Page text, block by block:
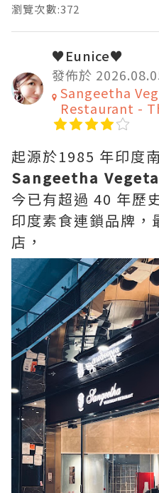
瀏覽次數:372
♥Eunice♥
發佈於
Sangeetha
Restaurant -
起源於1985 年印度
Sangeetha
今已有超過 40 年歷
印度素食連鎖品牌，
店，